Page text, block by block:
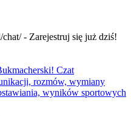
- Zarejestruj się już dziś!
Czat
rozmów, wymiany
wyników sportowych